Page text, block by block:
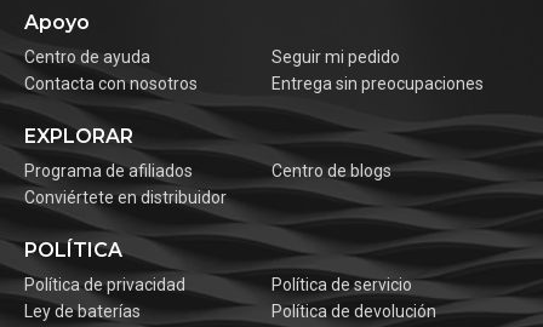
Apoyo
Centro de ayuda
Seguir mi pedido
Contacta con nosotros
Entrega sin preocupaciones
EXPLORAR
Programa de afiliados
Centro de blogs
Conviértete en distribuidor
POLÍTICA
Política de privacidad
Política de servicio
Ley de baterías
Política de devolución